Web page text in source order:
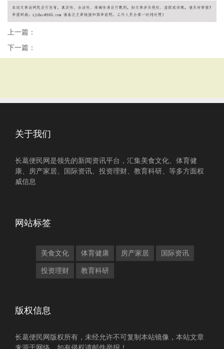
上一篇：
下一篇：
关于我们
长葛便民网是领先的新闻资讯平台，汇集美食文化、体育健
康、房产家居、国际资讯、投资理财、教育科研、等多方面权
威信息
网站标签
美食文化 体育健康 房产家居 国际资讯
投资理财 教育科研
版权信息
长葛便民网版权所有，未经允许不可复制本站镜像，本站文章